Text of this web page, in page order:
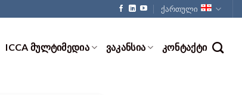
ქართული
ICCA ᲛᲣᲚᲢᲘᲛᲔᲓᲘᲐ ᲕᲐᲙᲐᲜᲡᲘᲐ ᲙᲝᲜᲢᲐᲥᲢᲘ